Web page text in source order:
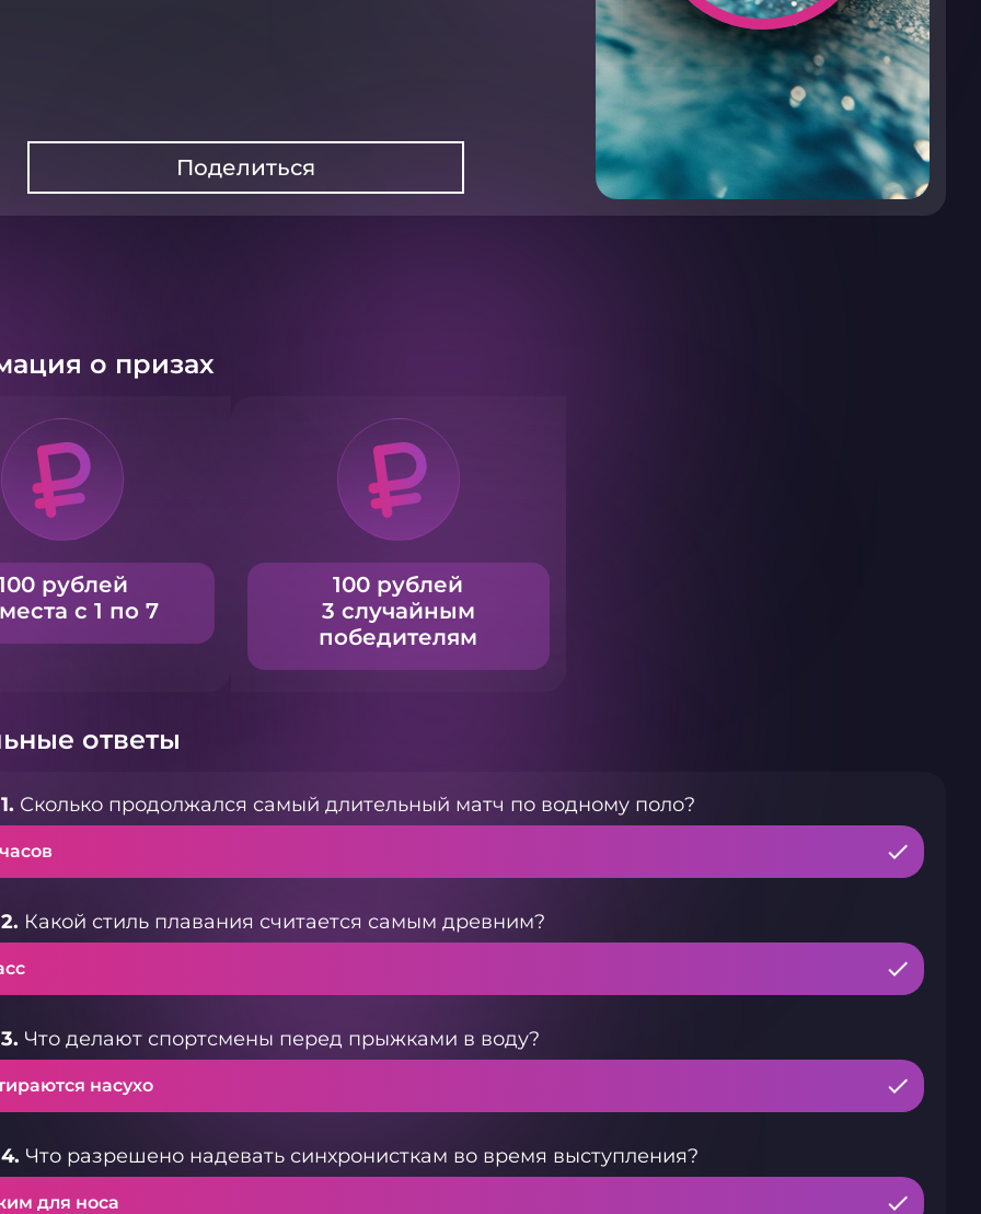
Поделиться
о призах
рублей
с 1 по 7
100 рублей
3 случайным
победителям
ответы
Сколько продолжался самый длительный матч по водному поло?
Какой стиль плавания считается самым древним?
Что делают спортсмены перед прыжками в воду?
насухо
Что разрешено надевать синхронисткам во время выступления?
для носа